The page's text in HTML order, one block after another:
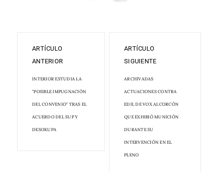
ARTÍCULO
ANTERIOR
INTERIOR ESTUDIA LA
"POSIBLE IMPUGNACIÓN
DEL CONVENIO" TRAS EL
ACUERDO DEL SUP Y
DESOKUPA
ARTÍCULO
SIGUIENTE
ARCHIVADAS
ACTUACIONES CONTRA
EDIL DE VOX ALCORCÓN
QUE EXHIBIÓ MUNICIÓN
DURANTE SU
INTERVENCIÓN EN EL
PLENO